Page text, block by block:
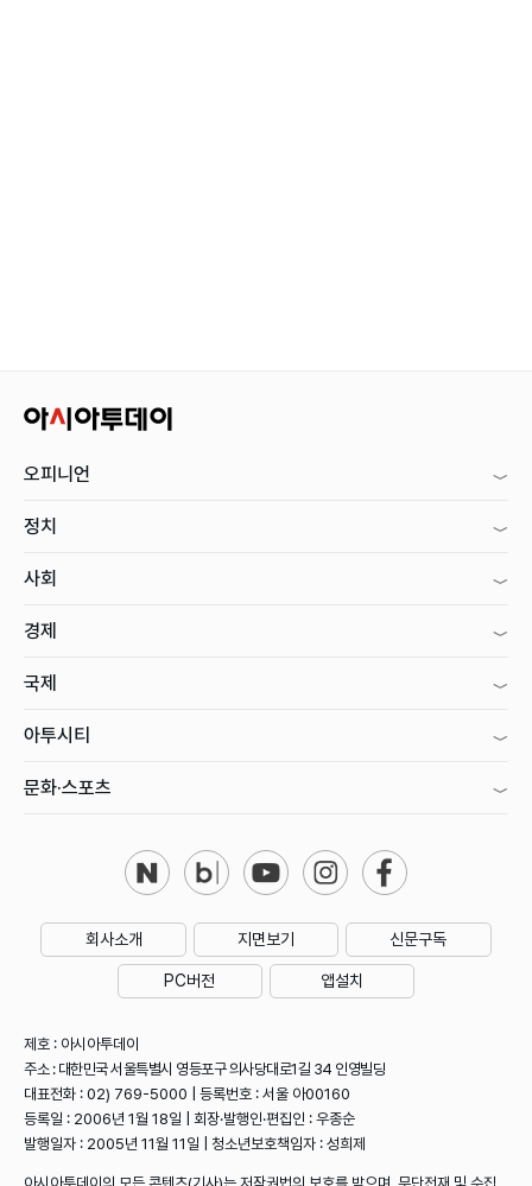
오피니언
정치
사회
경제
국제
아투시티
문화·스포츠
회사소개 지면보기 신문구독
PC버전 앱설치
제호 : 아시아투데이
주소 : 대한민국 서울특별시 영등포구 의사당대로1길 34 인영빌딩
대표전화 : 02) 769-5000 | 등록번호 : 서울 아00160
등록일 : 2006년 1월 18일 | 회장·발행인·편집인 : 우종순
발행일자 : 2005년 11월 11일 | 청소년보호책임자 : 성희제